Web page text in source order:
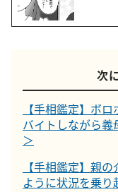
次
【手相鑑定】ボ
バイトしながら
＞
【手相鑑定】親
ように状況を乗